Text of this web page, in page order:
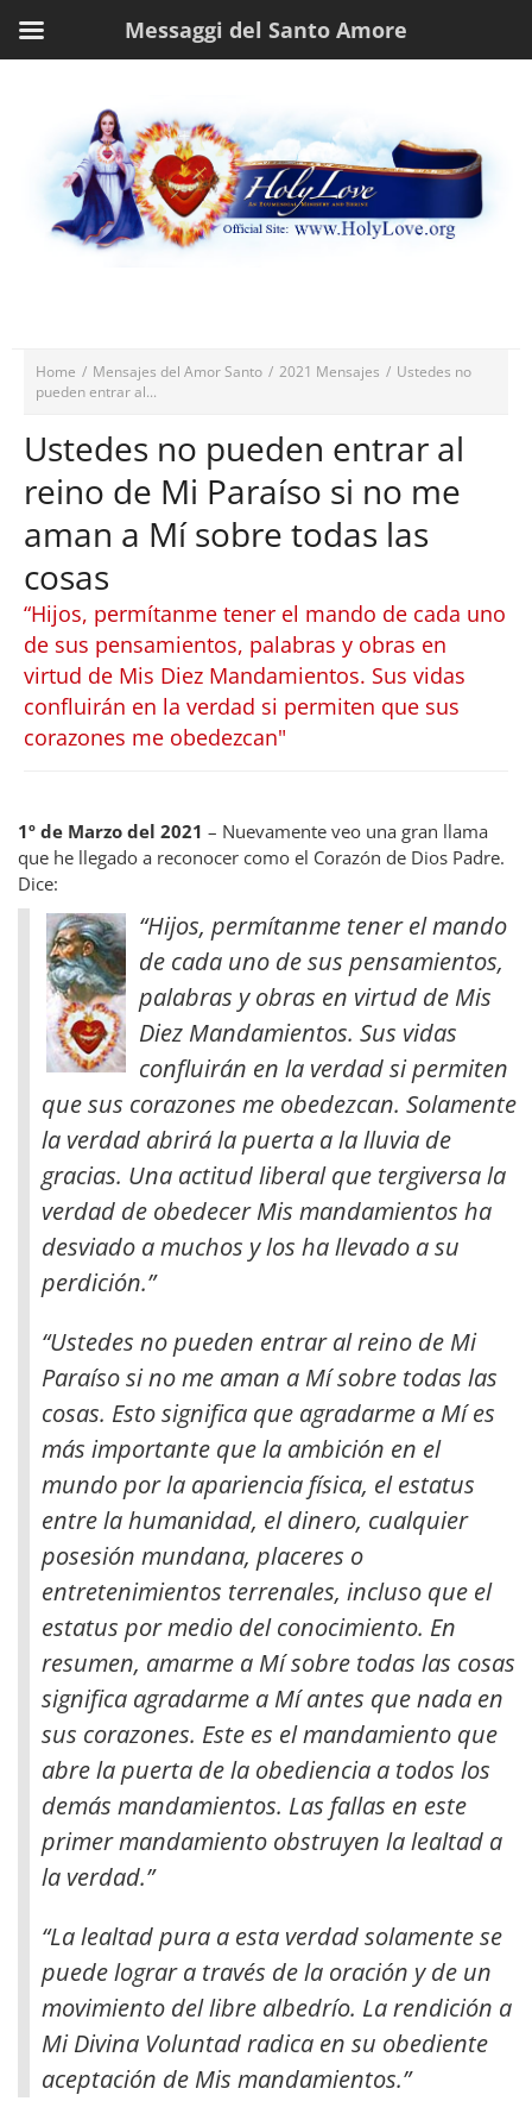
Home / Mensajes del Amor Santo / 2021 Mensajes / Ustedes no
pueden entrar al...
Ustedes no pueden entrar al
reino de Mi Paraíso si no me
aman a Mí sobre todas las
cosas
“Hijos, permítanme tener el mando de cada uno
de sus pensamientos, palabras y obras en
virtud de Mis Diez Mandamientos. Sus vidas
confluirán en la verdad si permiten que sus
corazones me obedezcan"
1º de Marzo del 2021 – Nuevamente veo una gran llama
que he llegado a reconocer como el Corazón de Dios Padre.
Dice:
“Hijos, permítanme tener el mando
de cada uno de sus pensamientos,
palabras y obras en virtud de Mis
Diez Mandamientos. Sus vidas
confluirán en la verdad si permiten
que sus corazones me obedezcan. Solamente
la verdad abrirá la puerta a la lluvia de
gracias. Una actitud liberal que tergiversa la
verdad de obedecer Mis mandamientos ha
desviado a muchos y los ha llevado a su
perdición.”
“Ustedes no pueden entrar al reino de Mi
Paraíso si no me aman a Mí sobre todas las
cosas. Esto significa que agradarme a Mí es
más importante que la ambición en el
mundo por la apariencia física, el estatus
entre la humanidad, el dinero, cualquier
posesión mundana, placeres o
entretenimientos terrenales, incluso que el
estatus por medio del conocimiento. En
resumen, amarme a Mí sobre todas las cosas
significa agradarme a Mí antes que nada en
sus corazones. Este es el mandamiento que
abre la puerta de la obediencia a todos los
demás mandamientos. Las fallas en este
primer mandamiento obstruyen la lealtad a
la verdad.”
“La lealtad pura a esta verdad solamente se
puede lograr a través de la oración y de un
movimiento del libre albedrío. La rendición a
Mi Divina Voluntad radica en su obediente
aceptación de Mis mandamientos.”
Messaggi del Santo Amore